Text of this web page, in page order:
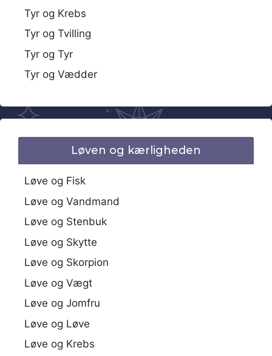
Tyr og Krebs
Tyr og Tvilling
Tyr og Tyr
Tyr og Vædder
Løven og kærligheden
Løve og Fisk
Løve og Vandmand
Løve og Stenbuk
Løve og Skytte
Løve og Skorpion
Løve og Vægt
Løve og Jomfru
Løve og Løve
Løve og Krebs